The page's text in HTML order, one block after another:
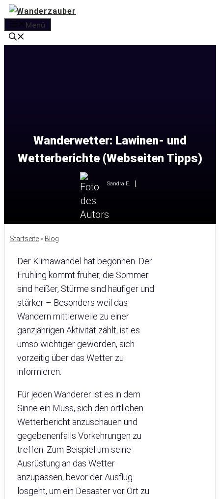
Zum
Inhalt
springen
Menü
Wanderwetter: Lawinen- und
Wetterberichte (Webseiten Tipps)
Sandra E.
Startseite » Blog
Der Klimawandel hat begonnen. Der
Frühling kommt früher, die Sommer
sind heißer, Stürme sind häufiger und
stärker – Besonders weil das
Wandern mittlerweile zu einer
ganzjährigen Aktivität zählt, ist es
umso wichtiger geworden, sich
vorzeitig über das Wetter zu
informieren.
Für jeden Wanderer ist es in dem
Sinne ein Muss, sich den örtlichen
Wetterbericht anzuschauen und
gegebenenfalls Vorkehrungen zu
treffen. Zum Beispiel um seine
Ausrüstung an das Wetter
anzupassen, bevor der Ausflug
losgeht, um ein Desaster vor Ort zu